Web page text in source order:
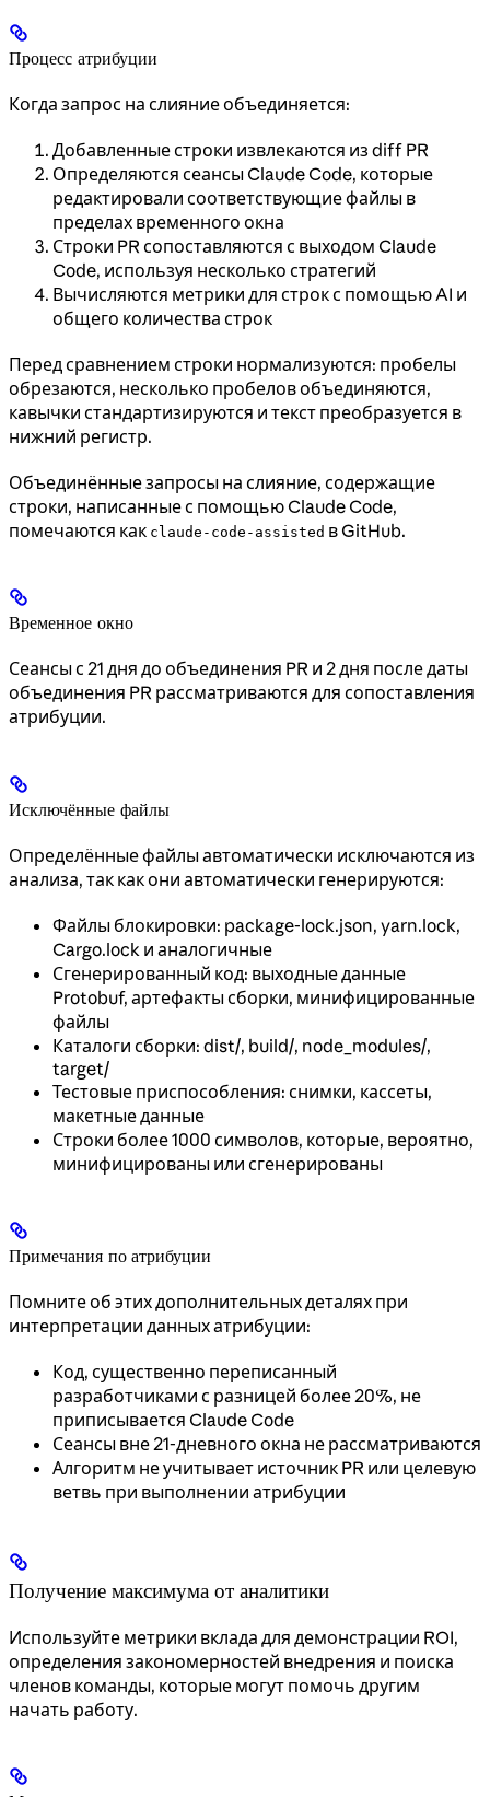
Процесс атрибуции
Когда запрос на слияние объединяется:
Добавленные строки извлекаются из diff PR
Определяются сеансы Claude Code, которые
редактировали соответствующие файлы в
пределах временного окна
Строки PR сопоставляются с выходом Claude
Code, используя несколько стратегий
Вычисляются метрики для строк с помощью AI и
общего количества строк
Перед сравнением строки нормализуются: пробелы
обрезаются, несколько пробелов объединяются,
кавычки стандартизируются и текст преобразуется в
нижний регистр.
Объединённые запросы на слияние, содержащие
строки, написанные с помощью Claude Code,
помечаются как claude-code-assisted в GitHub.
Временное окно
Сеансы с 21 дня до объединения PR и 2 дня после даты
объединения PR рассматриваются для сопоставления
атрибуции.
Исключённые файлы
Определённые файлы автоматически исключаются из
анализа, так как они автоматически генерируются:
Файлы блокировки: package-lock.json, yarn.lock,
Cargo.lock и аналогичные
Сгенерированный код: выходные данные
Protobuf, артефакты сборки, минифицированные
файлы
Каталоги сборки: dist/, build/, node_modules/,
target/
Тестовые приспособления: снимки, кассеты,
макетные данные
Строки более 1000 символов, которые, вероятно,
минифицированы или сгенерированы
Примечания по атрибуции
Помните об этих дополнительных деталях при
интерпретации данных атрибуции:
Код, существенно переписанный
разработчиками с разницей более 20%, не
приписывается Claude Code
Сеансы вне 21-дневного окна не рассматриваются
Алгоритм не учитывает источник PR или целевую
ветвь при выполнении атрибуции
Получение максимума от аналитики
Используйте метрики вклада для демонстрации ROI,
определения закономерностей внедрения и поиска
членов команды, которые могут помочь другим
начать работу.